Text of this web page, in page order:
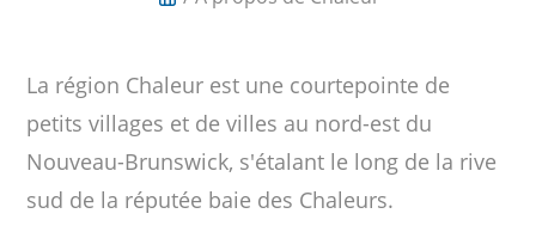
La région Chaleur est une courtepointe de
petits villages et de villes au nord-est du
Nouveau-Brunswick, s'étalant le long de la rive
sud de la réputée baie des Chaleurs.